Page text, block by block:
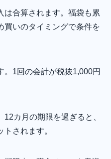
は合算されます。福袋も累
買いのタイミングで条件を
。1回の会計が税抜1,000円
カ月の期限を過ぎると、
されます。